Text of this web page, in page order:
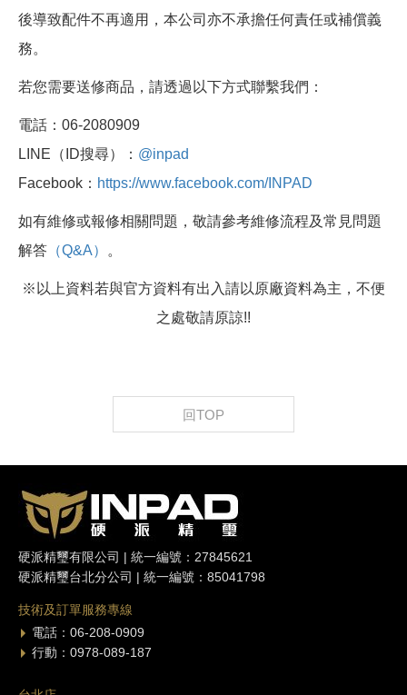
後導致配件不再適用，本公司亦不承擔任何責任或補償義
務。
若您需要送修商品，請透過以下方式聯繫我們：
電話：06-2080909
LINE（ID搜尋）： @inpad
Facebook： https://www.facebook.com/INPAD
如有維修或報修相關問題，敬請參考維修流程及常見問題
解答 （Q&A） 。
※以上資料若與官方資料有出入請以原廠資料為主，不便
之處敬請原諒!!
回TOP
硬派精璽有限公司 | 統一編號：27845621
硬派精璽台北分公司 | 統一編號：85041798
技術及訂單服務專線
電話：06-208-0909
行動：0978-089-187